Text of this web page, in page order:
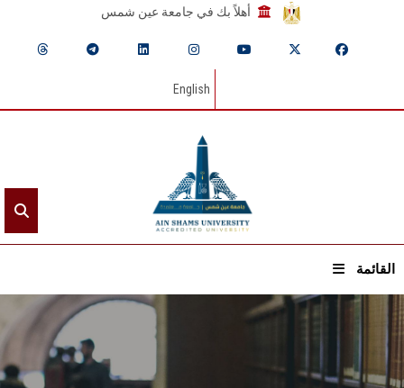
أهلاً بك في جامعة عين شمس
English
القائمة
الرئيسيـة
عن الجامعة